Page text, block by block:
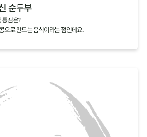
순두부
통점은?
으로 만드는 음식이라는 점인데요.